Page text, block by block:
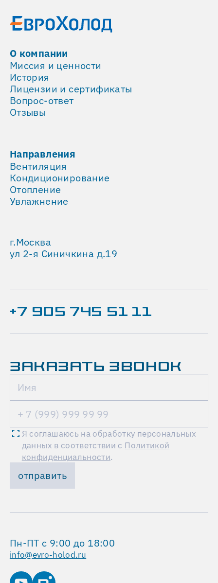
вышла
на
по
рекламе
оборудования.
Тогда
ей
требовалось
кондиционера
относительно
большой
мощности.
Спустя
обратился
с
системами
кондиционирования
и
2-
этажного
объекта,
предназначенного
для
проведения
мероприятий.
От
нас
требовалось
проектно-
в
сжатые
—
О компании
Миссия и ценности
История
Лицензии и сертификаты
Вопрос-ответ
Отзывы
Направления
Вентиляция
Кондиционирование
Отопление
Увлажнение
г.Москва
ул 2-я Синичкина д.19
+7 905 745 51 11
ЗАКАЗАТЬ ЗВОНОК
Я соглашаюсь на обработку персональных
данных в соответствии с Политикой
конфиденциальности.
отправить
Пн-ПТ с 9:00 до 18:00
info@evro-holod.ru